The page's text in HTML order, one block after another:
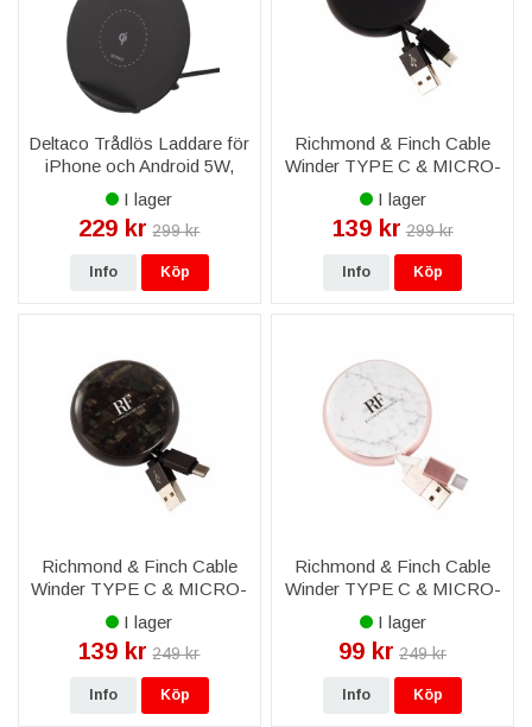
Deltaco Trådlös Laddare för
iPhone och Android 5W,
Svart
I lager
229 kr 299 kr
Info Köp
Richmond & Finch Cable
Winder TYPE C & MICRO-
USB - Svart
I lager
139 kr 299 kr
Info Köp
Richmond & Finch Cable
Winder TYPE C & MICRO-
USB - Kamouflage
I lager
139 kr 249 kr
Info Köp
Richmond & Finch Cable
Winder TYPE C & MICRO-
USB - Vit Marmor
I lager
99 kr 249 kr
Info Köp